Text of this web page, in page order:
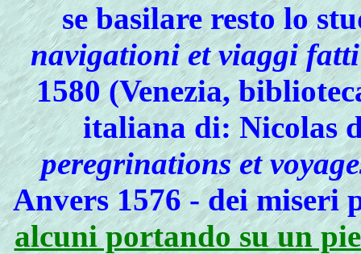
se basilare resto lo
navigationi et viaggi
1580 (Venezia,
italiana di: Nicolas
peregrinations et
Anvers 1576 - dei miseri
alcuni portando su un